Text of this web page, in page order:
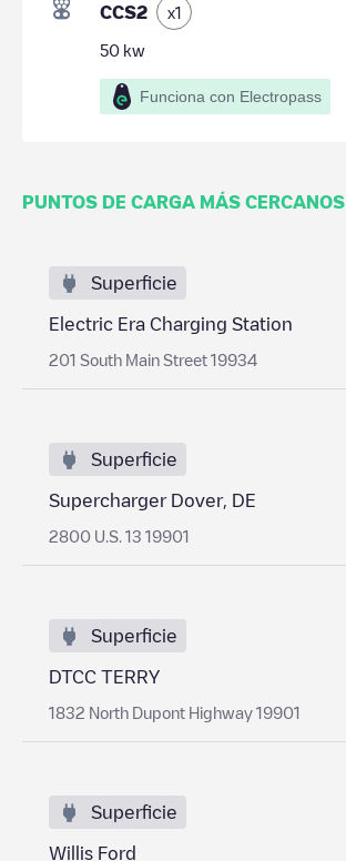
CCS2 x1
50 kw
Funciona con Electropass
PUNTOS DE CARGA MÁS CERCANOS
Superficie
Electric Era Charging Station
201 South Main Street 19934
Superficie
Supercharger Dover, DE
2800 U.S. 13 19901
Superficie
DTCC TERRY
1832 North Dupont Highway 19901
Superficie
Willis Ford